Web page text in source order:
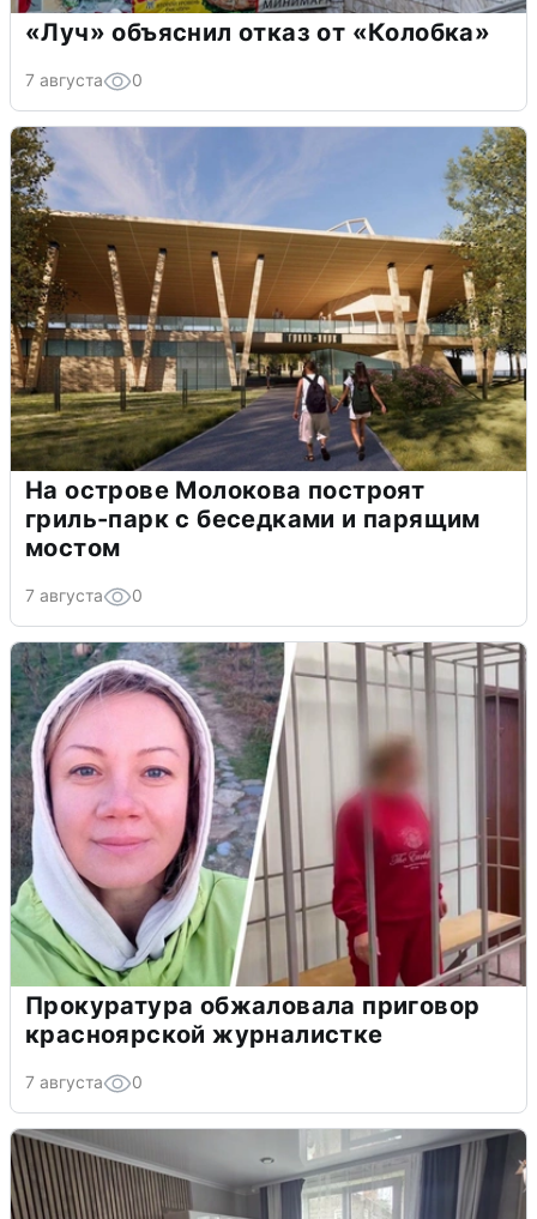
«Луч» объяснил отказ от «Колобка»
7 августа 0
На острове Молокова построят
гриль-парк с беседками и парящим
мостом
7 августа 0
Прокуратура обжаловала приговор
красноярской журналистке
7 августа 0